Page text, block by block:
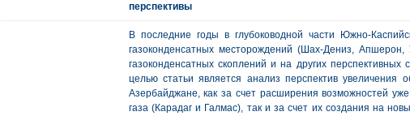
перспективы
В последние годы в глубоководной части Южно-
газоконденсатных месторождений (Шах-Дениз,
газоконденсатных скоплений и на других перспективных
целью статьи является анализ перспектив увеличения
Азербайджане, как за счет расширения возможностей
газа (Карадаг и Галмас), так и за счет их создания на